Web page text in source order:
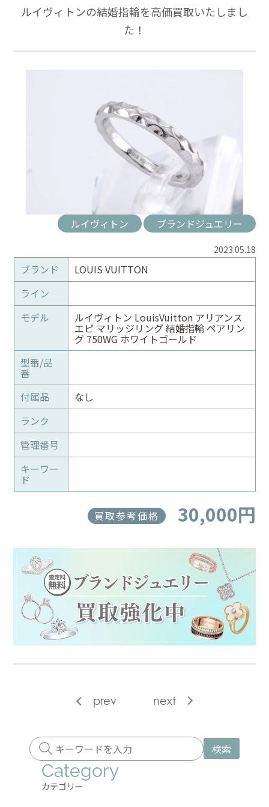
ルイヴィトンの結婚指輪を高価買取いたしまし
た！
ルイヴィトン ブランドジュエリー
2023.05.18
ブランド
LOUIS VUITTON
ライン
モデル
ルイヴィトン LouisVuitton アリアンス
エピ マリッジリング 結婚指輪 ペアリン
グ 750WG ホワイトゴールド
型番/品
番
付属品
なし
ランク
管理番号
キーワー
ド
買取参考価格 30,000円
prev next
検索
Category
カテゴリー